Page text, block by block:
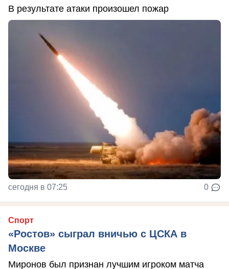
В результате атаки произошел пожар
сегодня в 07:25 0
Спорт
«Ростов» сыграл вничью с ЦСКА в
Москве
Миронов был признан лучшим игроком матча